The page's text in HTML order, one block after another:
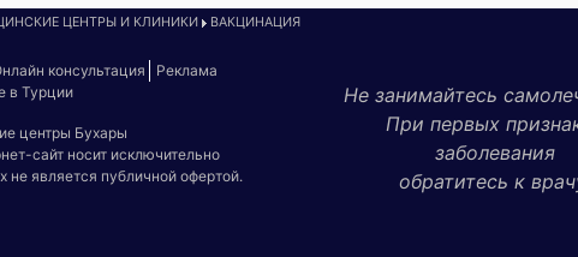
ЦЕНТРЫ И КЛИНИКИ ВАКЦИНАЦИЯ
консультация
Реклама
в Турции
центры Бухары
сайт носит исключительно
не является публичной офертой.
Не занимайтесь
При первых
заболевания
обратитесь к